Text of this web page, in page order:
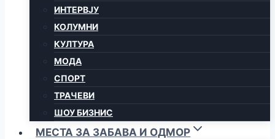
ИНТЕРВЈУ
КОЛУМНИ
КУЛТУРА
МОДА
СПОРТ
ТРАЧЕВИ
ШОУ БИЗНИС
МЕСТА ЗА ЗАБАВА И ОДМОР